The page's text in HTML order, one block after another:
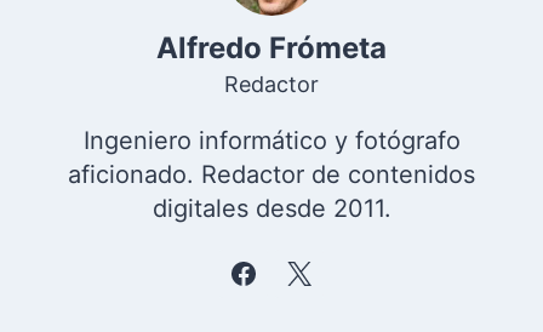
Alfredo Frómeta
Redactor
Ingeniero informático y fotógrafo
aficionado. Redactor de contenidos
digitales desde 2011.